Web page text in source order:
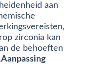
aan
zirconia kan
de behoeften
Aanpassing